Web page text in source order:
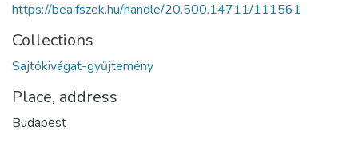
https://bea.fszek.hu/handle/20.500.14711/111561
Collections
Sajtókivágat-gyűjtemény
Place, address
Budapest